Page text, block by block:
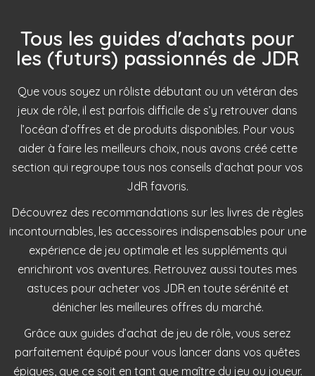
Tous les guides d'achats pour
les (futurs) passionnés de JDR
Que vous soyez un rôliste débutant ou un vétéran des
jeux de rôle, il est parfois difficile de s’y retrouver dans
l’océan d’offres et de produits disponibles. Pour vous
aider à faire les meilleurs choix, nous avons créé cette
section qui regroupe tous nos conseils d’achat pour vos
JdR favoris.
Découvrez des recommandations sur les livres de règles
incontournables, les accessoires indispensables pour une
expérience de jeu optimale et les suppléments qui
enrichiront vos aventures. Retrouvez aussi toutes mes
astuces pour acheter vos JDR en toute sérénité et
dénicher les meilleures offres du marché.
Grâce aux guides d’achat de jeu de rôle, vous serez
parfaitement équipé pour vous lancer dans vos quêtes
épiques, que ce soit en tant que maître du jeu ou joueur.